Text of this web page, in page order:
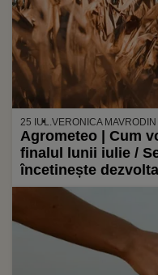
25 IUL.VERONICA MAVRODIN
Agrometeo | Cum
finalul lunii iulie /
încetinește
plante în unele